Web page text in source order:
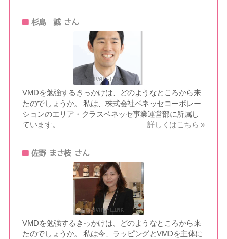
杉島 誠 さん
VMDを勉強するきっかけは、どのようなところから来
たのでしょうか。 私は、株式会社ベネッセコーポレー
ションのエリア・クラスベネッセ事業運営部に所属し
ています。
詳しくはこちら »
佐野 まさ枝 さん
VMDを勉強するきっかけは、どのようなところから来
たのでしょうか。 私は今、ラッピングとVMDを主体に